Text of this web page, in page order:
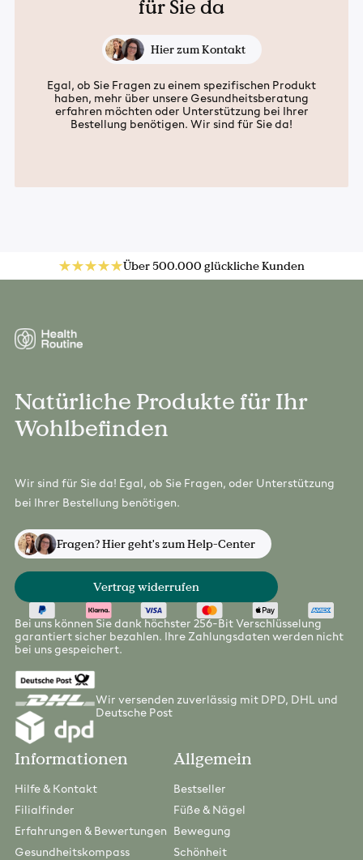
für Sie da
Hier zum Kontakt
Egal, ob Sie Fragen zu einem spezifischen Produkt
haben, mehr über unsere Gesundheitsberatung
erfahren möchten oder Unterstützung bei Ihrer
Bestellung benötigen. Wir sind für Sie da!
Über 500.000 glückliche Kunden
Natürliche Produkte für Ihr
Wohlbefinden
Wir sind für Sie da! Egal, ob Sie Fragen, oder Unterstützung
bei Ihrer Bestellung benötigen.
Fragen? Hier geht's zum Help-Center
Vertrag widerrufen
Bei uns können Sie dank höchster 256-Bit Verschlüsselung
garantiert sicher bezahlen. Ihre Zahlungsdaten werden nicht
bei uns gespeichert.
Wir versenden zuverlässig mit DPD, DHL und
Deutsche Post
Informationen
Hilfe & Kontakt
Filialfinder
Erfahrungen & Bewertungen
Gesundheitskompass
Allgemein
Bestseller
Füße & Nägel
Bewegung
Schönheit